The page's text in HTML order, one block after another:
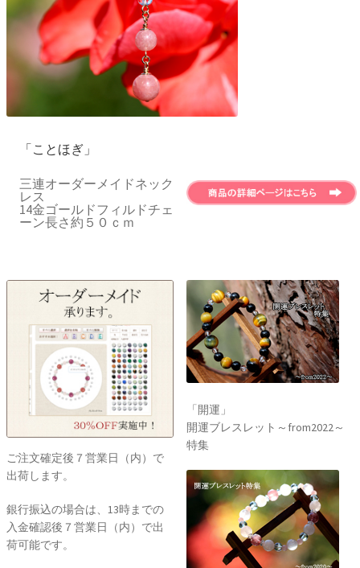
「ことほぎ」
三連オーダーメイドネック
レス
14金ゴールドフィルドチェ
ーン長さ約５０ｃｍ
ご注文確定後７営業日（内）で
出荷します。
銀行振込の場合は、13時までの
入金確認後７営業日（内）で出
荷可能です。
「開運」
開運ブレスレット～from2022～
特集